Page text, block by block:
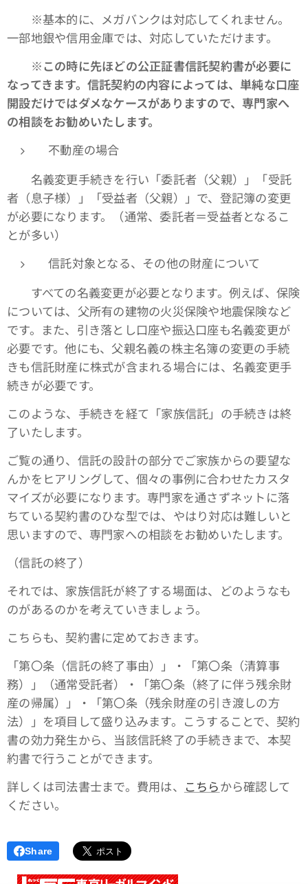
※基本的に、メガバンクは対応してくれません。
一部地銀や信用金庫では、対応していただけます。
※この時に先ほどの公正証書信託契約書が必要に
なってきます。信託契約の内容によっては、単純な口座
開設だけではダメなケースがありますので、専門家へ
の相談をお勧めいたします。
不動産の場合
名義変更手続きを行い「委託者（父親）」「受託
者（息子様）」「受益者（父親）」で、登記簿の変更
が必要になります。（通常、委託者＝受益者となるこ
とが多い）
信託対象となる、その他の財産について
すべての名義変更が必要となります。例えば、保険
については、父所有の建物の火災保険や地震保険など
です。また、引き落とし口座や振込口座も名義変更が
必要です。他にも、父親名義の株主名簿の変更の手続
きも信託財産に株式が含まれる場合には、名義変更手
続きが必要です。
このような、手続きを経て「家族信託」の手続きは終
了いたします。
ご覧の通り、信託の設計の部分でご家族からの要望な
んかをヒアリングして、個々の事例に合わせたカスタ
マイズが必要になります。専門家を通さずネットに落
ちている契約書のひな型では、やはり対応は難しいと
思いますので、専門家への相談をお勧めいたします。
（信託の終了）
それでは、家族信託が終了する場面は、どのようなも
のがあるのかを考えていきましょう。
こちらも、契約書に定めておきます。
「第〇条（信託の終了事由）」・「第〇条（清算事
務）」（通常受託者）・「第〇条（終了に伴う残余財
産の帰属）」・「第〇条（残余財産の引き渡しの方
法）」を項目して盛り込みます。こうすることで、契約
書の効力発生から、当該信託終了の手続きまで、本契
約書で行うことができます。
詳しくは司法書士まで。費用は、 こちらから確認して
ください。
Share